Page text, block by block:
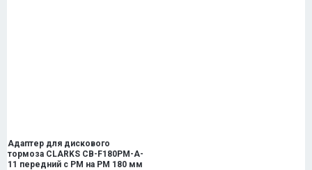
Адаптер для дискового
тормоза CLARKS CB-F180PM-A-
11 передний с PM на PM 180 мм